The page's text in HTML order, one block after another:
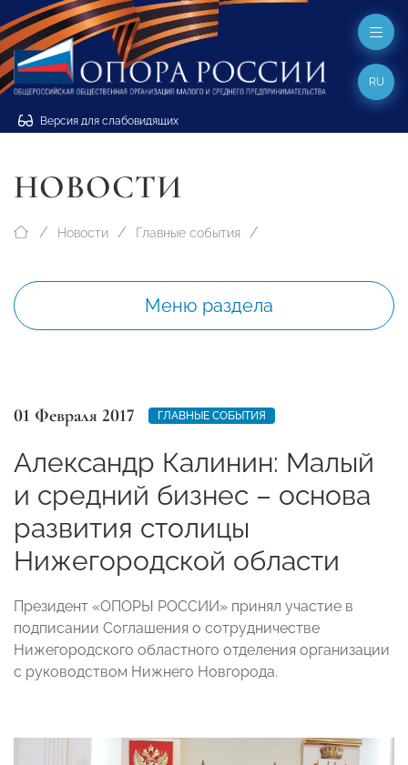
Версия для слабовидящих
RU
НОВОСТИ
Новости Главные события
Меню раздела
01 Февраля 2017 ГЛАВНЫЕ СОБЫТИЯ
Александр Калинин: Малый
и средний бизнес – основа
развития столицы
Нижегородской области
Президент «ОПОРЫ РОССИИ» принял участие в
подписании Соглашения о сотрудничестве
Нижегородского областного отделения организации
с руководством Нижнего Новгорода.